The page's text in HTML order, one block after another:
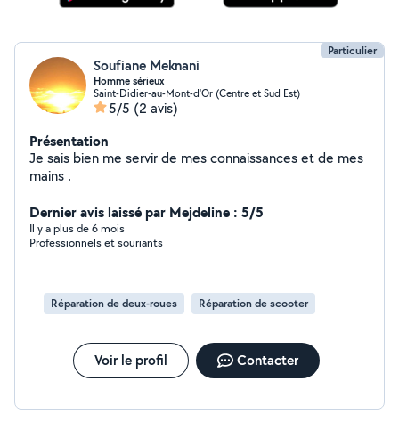
Particulier
Soufiane Meknani
Homme sérieux
Saint-Didier-au-Mont-d'Or (Centre et Sud Est)
5/5 (2 avis)
Présentation
Je sais bien me servir de mes connaissances et de mes
mains .
Dernier avis laissé par Mejdeline : 5/5
Il y a plus de 6 mois
Professionnels et souriants
Réparation de deux-roues Réparation de scooter
Voir le profil Contacter